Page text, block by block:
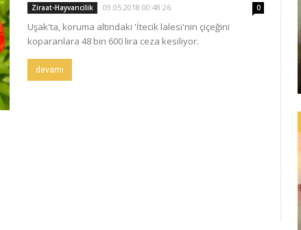
Ziraat-Hayvancilik 09.05.2018 00:48:26 0
Uşak'ta, koruma altındaki 'İtecik lalesi'nin çiçeğini
koparanlara 48 bin 600 lira ceza kesiliyor.
devamı